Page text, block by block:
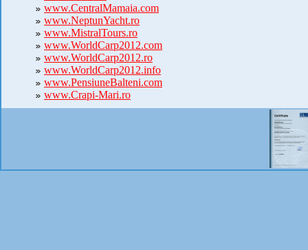
www.CentralMamaia.com
www.NeptunYacht.ro
www.MistralTours.ro
www.WorldCarp2012.com
www.WorldCarp2012.ro
www.WorldCarp2012.info
www.PensiuneBalteni.com
www.Crapi-Mari.ro